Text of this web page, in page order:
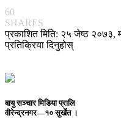
60
SHARES
प्रकाशित मिति: २५ जेष्ठ २०७३,
प्रतिक्रिया दिनुहोस्
बायु सञ्चार मिडिया प्रालि
वीरेन्द्रनगर—१० सुर्खेत ।